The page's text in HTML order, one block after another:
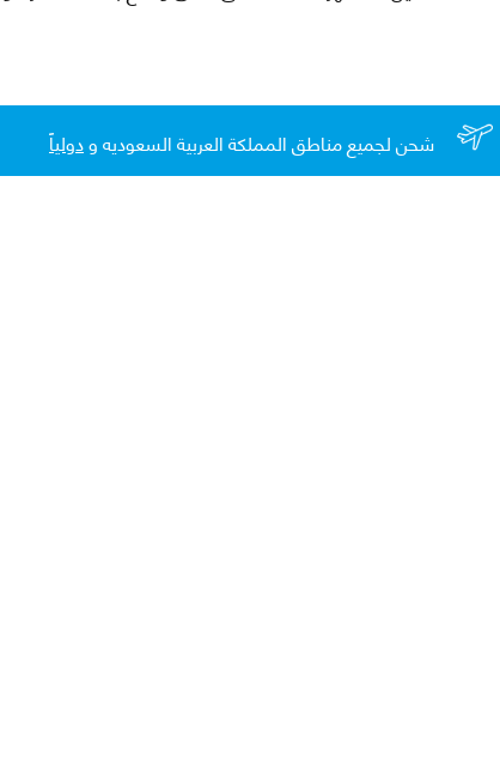
شحن لجميع مناطق المملكة العربية السعوديه ودولياً